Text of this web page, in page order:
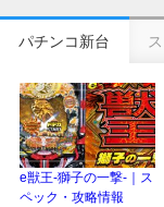
乗せループ「（超）
eSAOアリシゼーション
の幸せ空間、好感触の
日遊協、ファン調査
歴20年以上が50％以上
【2025年】エイプリル
パチンコ新台
e獣王-獅子の一撃-｜ス
ペック・攻略情報